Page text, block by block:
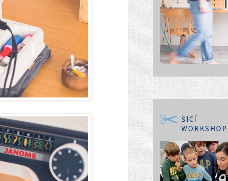
ŠICÍ
WORKSHOP